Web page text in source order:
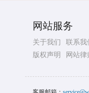
网站服务
关于我们 联系我
版权声明
网站律